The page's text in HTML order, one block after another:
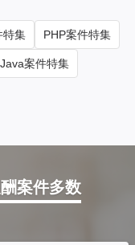
特集 PHP案件特集
Java案件特集
案件多数